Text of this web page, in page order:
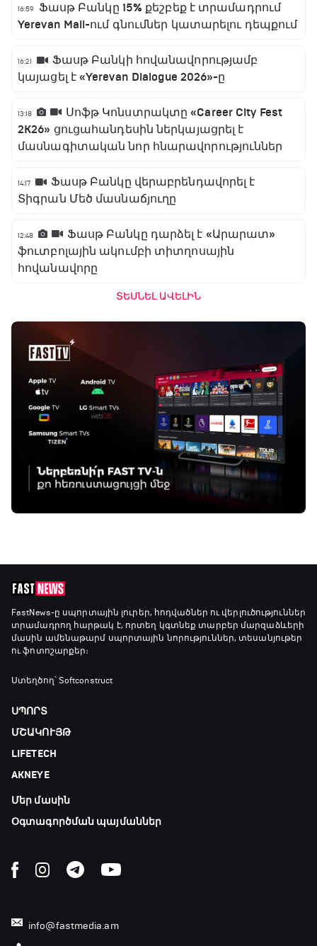
16:59
Ֆասթ Բանկը 15% քեշբեք է տրամադրում
Yerevan Mall-ում գնումներ կատարելու դեպքում
16:21
Ֆասթ Բանկի հովանավորությամբ
կայացել է «Yerevan Dialogue 2026»-ը
13:18
Սոֆթ Կոնստրակտը «Career City Fest
2K26» ցուցահանդեսին ներկայացրել է
մասնագիտական նոր հնարավորություններ
14:17
Ֆասթ Բանկը վերաբրենդավորել է
Տիգրան Մեծ մասնաճյուղը
12:48
Ֆասթ Բանկը դարձել է «Արարատ»
ֆուտբոլային ակումբի տիտղոսային
հովանավորը
ՏԵՍՆԵԼ ԱՎԵԼԻՆ
FastNews-ը սպորտային լուրեր, հոդվածներ ու վերլուծություններ
տրամադրող հարթակ է, որտեղ կգտնեք տարբեր մարզաձևերի
մասին ամենաթարմ սպորտային նորություններ, տեսանյութեր
ու ֆոտոշարքեր։
Ստեղծող՝ Softconstruct
ՍՊՈՐՏ
ՄՇԱԿՈՒՅԹ
LIFETECH
AKNEYE
Մեր մասին
Օգտագործման պայմաններ
info@fastmedia.am